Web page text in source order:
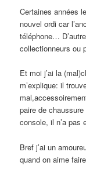
Certaines années
nouvel ordi car
téléphone…
collectionneurs ou
Et moi j’ai la
m’explique: il
paire de
console, il n’a pas
Bref j’ai un
quand on aime